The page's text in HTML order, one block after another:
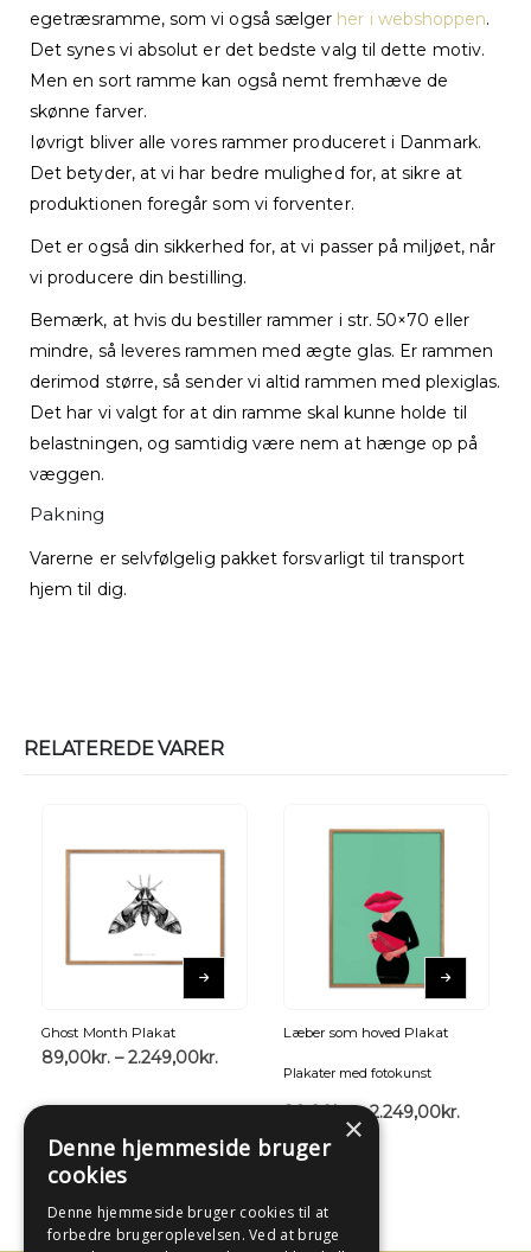
egetræsramme, som vi også sælger her i webshoppen.
Det synes vi absolut er det bedste valg til dette motiv.
Men en sort ramme kan også nemt fremhæve de
skønne farver.
Iøvrigt bliver alle vores rammer produceret i Danmark.
Det betyder, at vi har bedre mulighed for, at sikre at
produktionen foregår som vi forventer.
Det er også din sikkerhed for, at vi passer på miljøet, når
vi producere din bestilling.
Bemærk, at hvis du bestiller rammer i str. 50×70 eller
mindre, så leveres rammen med ægte glas. Er rammen
derimod større, så sender vi altid rammen med plexiglas.
Det har vi valgt for at din ramme skal kunne holde til
belastningen, og samtidig være nem at hænge op på
væggen.
Pakning
Varerne er selvfølgelig pakket forsvarligt til transport
hjem til dig.
RELATEREDE VARER
Ghost Month Plakat
89,00kr. – 2.249,00kr.
Læber som hoved Plakat
Plakater med fotokunst
89,00kr. – 2.249,00kr.
×
Denne hjemmeside bruger
cookies
Denne hjemmeside bruger cookies til at
forbedre brugeroplevelsen. Ved at bruge